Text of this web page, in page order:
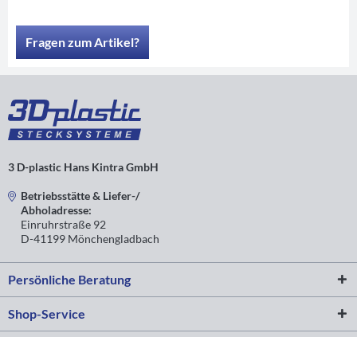
Fragen zum Artikel?
3 D-plastic Hans Kintra GmbH
Betriebsstätte & Liefer-/
Abholadresse:
Einruhrstraße 92
D-41199 Mönchengladbach
Persönliche Beratung
Shop-Service